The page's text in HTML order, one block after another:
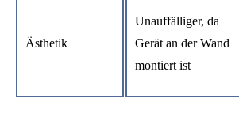
Ästhetik
Unauffälliger, da
Gerät an der Wand
montiert ist